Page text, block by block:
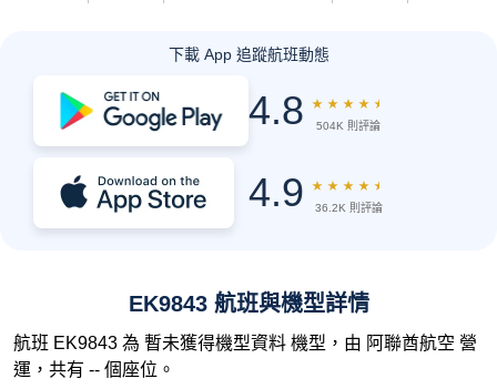
下載 App 追蹤航班動態
4.8 ★ ★ ★ ★ ★
504K 則評論
4.9 ★ ★ ★ ★ ★
36.2K 則評論
EK9843 航班與機型詳情
航班 EK9843 為 暫未獲得機型資料 機型，由 阿聯酋航空 營
運，共有 -- 個座位。